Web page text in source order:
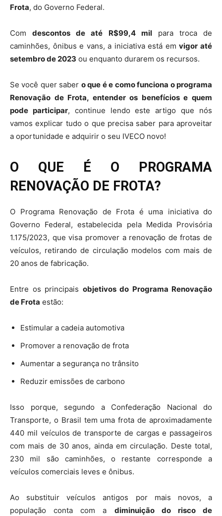
Frota, do Governo Federal.
Comdescontos de até R$99,4 milpara troca de
caminhões, ônibus e vans, a iniciativa está emvigor até
setembro de 2023 ou enquanto durarem os recursos.
Se você quer saber o que é e como funciona o programa
Renovação de Frota, entender os benefícios e quem
pode participar, continue lendo este artigo que nós
vamos explicar tudo o que precisa saber para aproveitar
a oportunidade e adquirir o seu IVECO novo!
O QUE É O PROGRAMA
RENOVAÇÃO DE FROTA?
O Programa Renovação de Frota é uma iniciativa do
Governo Federal, estabelecida pela Medida Provisória
1.175/2023, que visa promover a renovação de frotas de
veículos, retirando de circulação modelos com mais de
20 anos de fabricação.
Entre os principais objetivos do Programa Renovação
de Frota estão:
Estimular a cadeia automotiva
Promover a renovação de frota
Aumentar a segurança no trânsito
Reduzir emissões de carbono
Isso porque, segundo a Confederação Nacional do
Transporte, o Brasil tem uma frota de aproximadamente
440 mil veículos de transporte de cargas e passageiros
com mais de 30 anos, ainda em circulação. Deste total,
230 mil são caminhões, o restante corresponde a
veículos comerciais leves e ônibus.
Ao substituir veículos antigos por mais novos, a
população conta com a diminuição do risco de